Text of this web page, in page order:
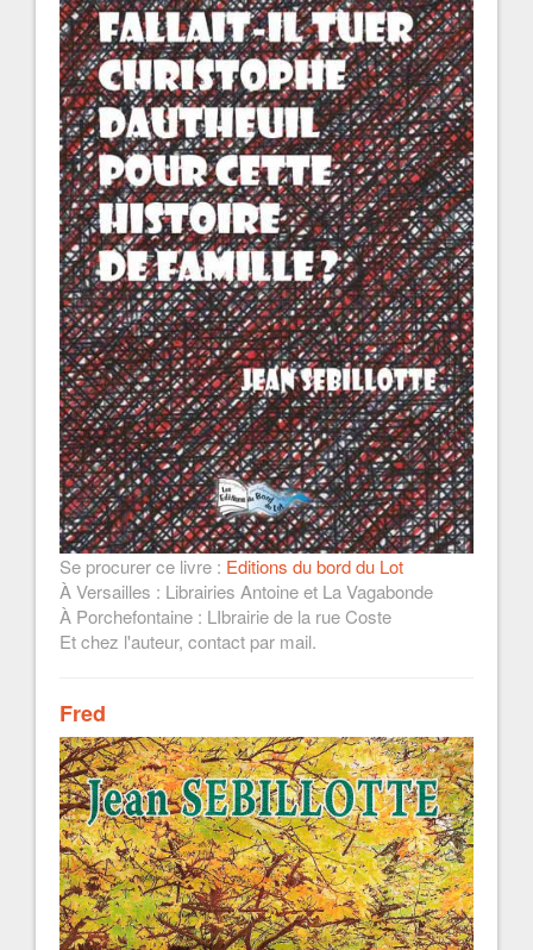
Se procurer ce livre : Editions du bord du Lot
À Versailles : Librairies Antoine et La Vagabonde
À Porchefontaine : LIbrairie de la rue Coste
Et chez l'auteur, contact par mail.
Fred